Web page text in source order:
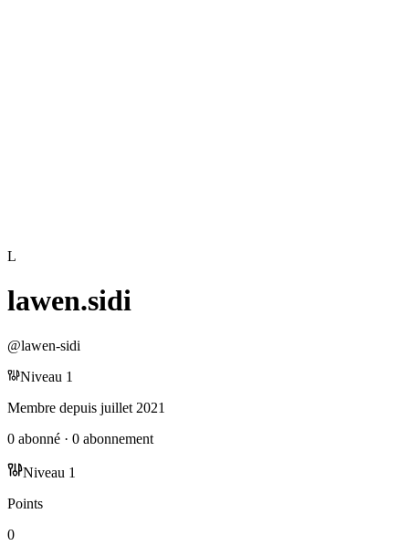
L
lawen.sidi
@lawen-sidi
Niveau 1
Membre depuis juillet 2021
0 abonné · 0 abonnement
Niveau 1
Points
0